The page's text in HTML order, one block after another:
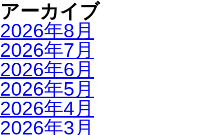
アーカイブ
2026年8月
2026年7月
2026年6月
2026年5月
2026年4月
2026年3月